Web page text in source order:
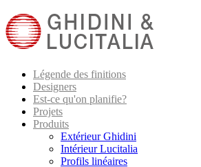
Légende des finitions
Designers
Est-ce qu'on planifie?
Projets
Produits
Extérieur Ghidini
Intérieur Lucitalia
Profils linéaires